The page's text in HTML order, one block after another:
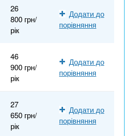
26
800 грн/
рік
Додати до
порівняння
46
900 грн/
рік
Додати до
порівняння
27
650 грн/
рік
Додати до
порівняння